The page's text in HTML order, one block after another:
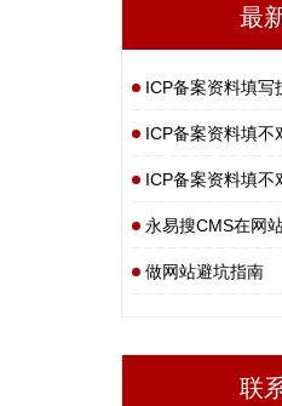
最
ICP备案资料填写
备案
ICP备案资料填不
打回
ICP备案资料填不
打回
永易搜CMS在网
覆性
做网站避坑指南
联